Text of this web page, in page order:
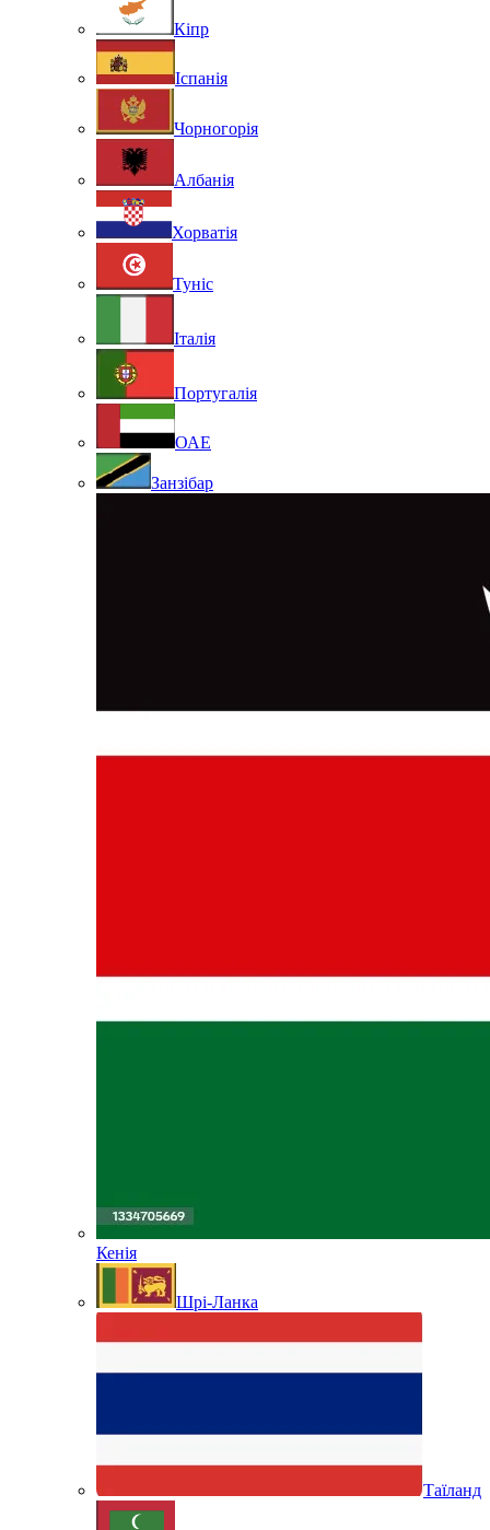
Кіпр
Іспанія
Чорногорія
Албанія
Хорватія
Туніс
Італія
Португалія
ОАЕ
Занзібар
Кенія
Шрі-Ланка
Таїланд